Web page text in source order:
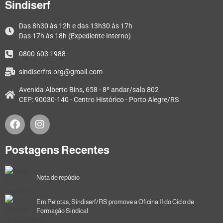
Sindiserf
Das 8h30 às 12h e das 13h30 às 17h
Das 17h às 18h (Expediente Interno)
0800 603 1988
sindiserfrs.org@gmail.com
Avenida Alberto Bins, 658 - 8º andar/sala 802
CEP: 90030-140 - Centro Histórico - Porto Alegre/RS
Postagens Recentes
Nota de repúdio
Em Pelotas, Sindiserf/RS promove a Oficina II do Ciclo de
Formação Sindical